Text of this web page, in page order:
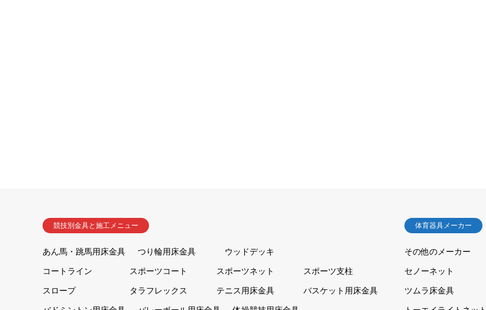
競技別金具と施工メニュー
あん馬・跳馬用床金具 つり輪用床金具 ウッドデッキ
コートライン スポーツコート スポーツネット スポーツ支柱
スロープ タラフレックス テニス用床金具 バスケット用床金具
体育器具メーカー
その他のメーカー
セノーネット
ツムラ床金具